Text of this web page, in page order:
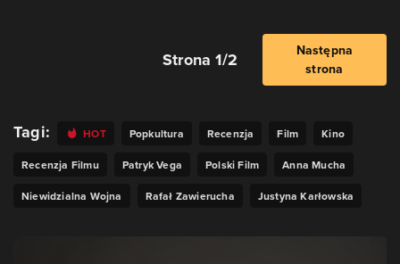
Strona 1/2
Następna
strona
Tagi: HOT Popkultura Recenzja Film Kino
Recenzja Filmu Patryk Vega Polski Film Anna Mucha
Niewidzialna Wojna Rafał Zawierucha Justyna Karłowska